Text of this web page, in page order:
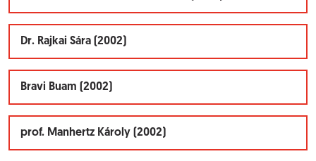
Dr. Rajkai Sára (2002)
Bravi Buam (2002)
prof. Manhertz Károly (2002)